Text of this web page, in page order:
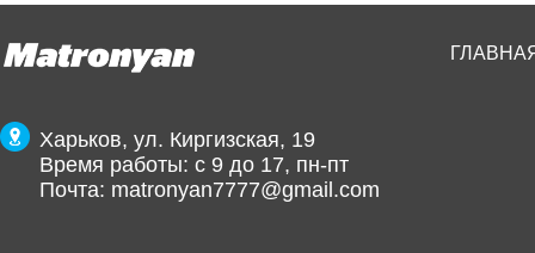
Харьков, ул. Киргизская, 19
Время работы: с 9 до 17, пн-пт
Почта: matronyan7777@gmail.com